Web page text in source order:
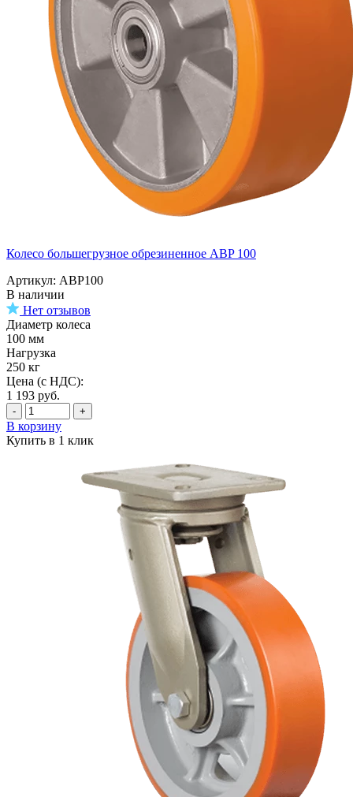
Колесо большегрузное обрезиненное ABP 100
Артикул: ABP100
В наличии
Нет отзывов
Диаметр колеса
100 мм
Нагрузка
250 кг
Цена (с НДС):
1 193 руб.
- +
В корзину
Купить в 1 клик